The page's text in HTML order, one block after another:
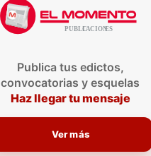
Publica tus edictos,
convocatorias y esquelas
Haz llegar tu mensaje
Ver más